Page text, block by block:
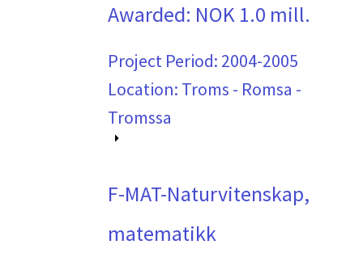
Awarded: NOK 1.0 mill.
Project Period: 2004-2005
Location: Troms - Romsa -
Tromssa
F-MAT-Naturvitenskap,
matematikk